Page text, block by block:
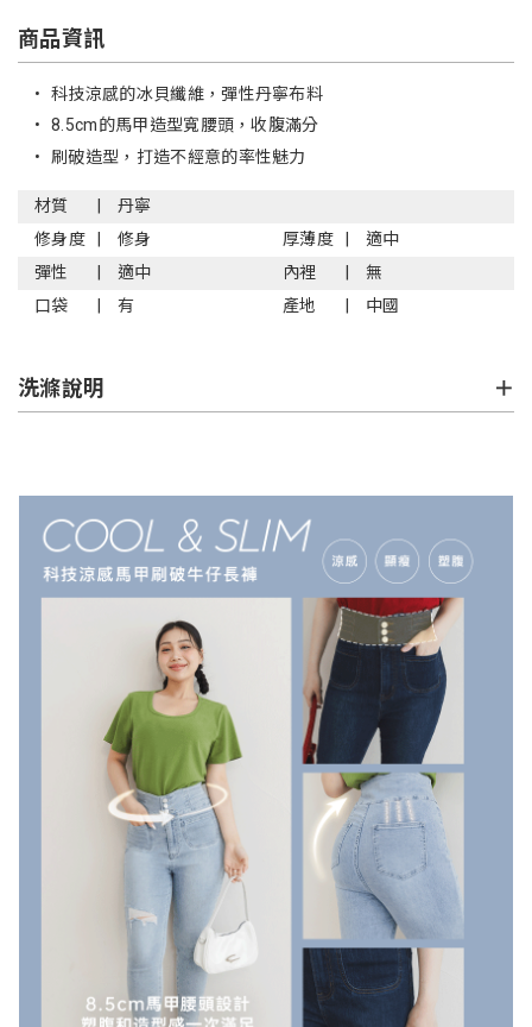
商品資訊
• 科技涼感的冰貝纖維，彈性丹寧布料
• 8.5cm的馬甲造型寬腰頭，收腹滿分
• 刷破造型，打造不經意的率性魅力
材質
丹寧
修身度
修身 厚薄度
適中
彈性
適中 內裡
無
口袋
有 產地 中國
洗滌說明